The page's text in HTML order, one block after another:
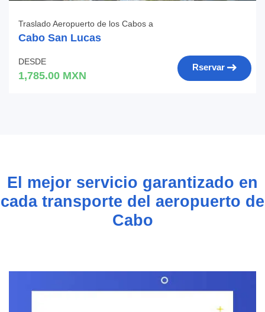
Traslado Aeropuerto de los Cabos a
Cabo San Lucas
DESDE
1,785.00 MXN
Rservar
El mejor servicio garantizado en
cada transporte del aeropuerto de
Cabo